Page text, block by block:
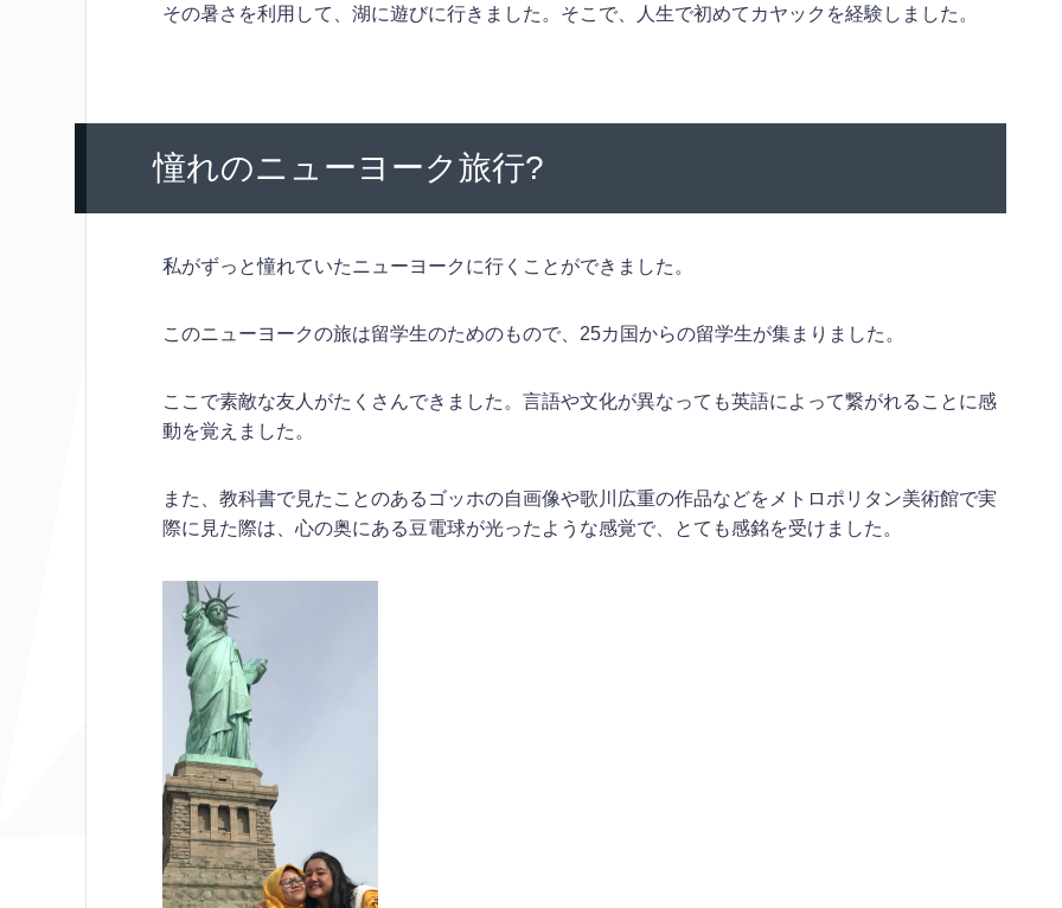
その暑さを利用して、湖に遊びに行きました。そこで、人生で初めてカヤックを経験しました。
憧れのニューヨーク旅行?
私がずっと憧れていたニューヨークに行くことができました。
このニューヨークの旅は留学生のためのもので、25カ国からの留学生が集まりました。
ここで素敵な友人がたくさんできました。言語や文化が異なっても英語によって繋がれることに感
動を覚えました。
また、教科書で見たことのあるゴッホの自画像や歌川広重の作品などをメトロポリタン美術館で実
際に見た際は、心の奥にある豆電球が光ったような感覚で、とても感銘を受けました。